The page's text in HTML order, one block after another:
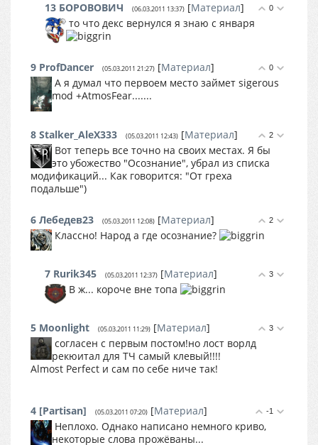
0
13 БОРОВОВИЧ (06.03.2011 13:37) [Материал]
то что декс вернулся я знаю с января
0
9 ProfDancer (05.03.2011 21:27) [Материал]
А я думал что первоем место займет sigerous
mod +AtmosFear.......
2
8 Stalker_AleX333 (05.03.2011 12:43) [Материал]
Вот теперь все точно на своих местах. Я бы
это убожество "Осознание", убрал из списка
модификаций... Как говорится: "От греха
подальше")
2
6 Лебедев23 (05.03.2011 12:08) [Материал]
Классно! Народ а где осознание?
3
7 Rurik345 (05.03.2011 12:37) [Материал]
В ж... короче вне топа
3
5 Moonlight (05.03.2011 11:29) [Материал]
согласен с первым постом!но лост ворлд
рекюитал для ТЧ самый клевый!!!!
Almost Perfect и сам по себе ниче так!
-1
4 [Partisan] (05.03.2011 07:20) [Материал]
Неплохо. Однако написано немного криво,
некоторые слова прожёваны...